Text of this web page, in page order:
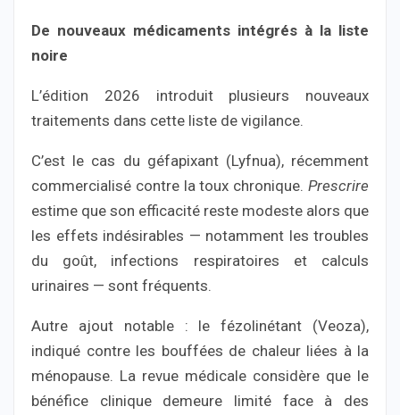
De nouveaux médicaments intégrés à la liste
noire
L’édition 2026 introduit plusieurs nouveaux
traitements dans cette liste de vigilance.
C’est le cas du géfapixant (Lyfnua), récemment
commercialisé contre la toux chronique. Prescrire
estime que son efficacité reste modeste alors que
les effets indésirables — notamment les troubles
du goût, infections respiratoires et calculs
urinaires — sont fréquents.
Autre ajout notable : le fézolinétant (Veoza),
indiqué contre les bouffées de chaleur liées à la
ménopause. La revue médicale considère que le
bénéfice clinique demeure limité face à des